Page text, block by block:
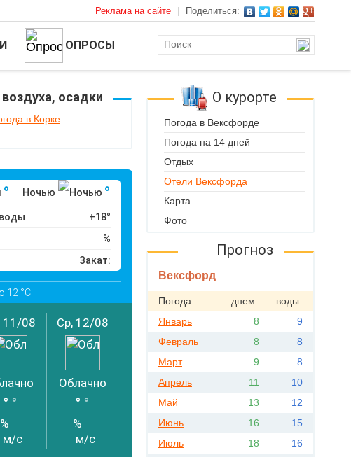
Реклама на сайте Поделиться:
ОПРОСЫ
осадки
в Корке
° Ночью °
+18°
%
Закат:
12 °C
11/08
° °
%
м/с
Ср, 12/08
Облачно
° °
%
м/с
О курорте
Погода в Вексфорде
Погода на 14 дней
Отдых
Отели Вексфорда
Карта
Фото
Прогноз
Вексфорд
Погода: днем
воды
Январь
8
9
Февраль
8
8
Март
9
8
Апрель
11
10
Май
13
12
Июнь
16
15
Июль
18
16